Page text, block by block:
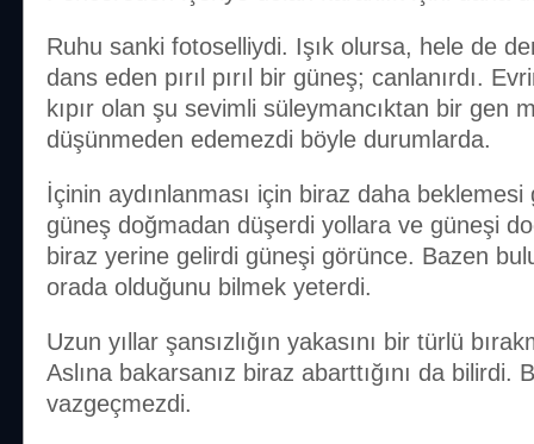
İletişim
Ruhu sanki fotoselliydi. Işık olursa, hele de
dans eden pırıl pırıl bir güneş; canlanırdı.
kıpır olan şu sevimli süleymancıktan bir gen
düşünmeden edemezdi böyle durumlarda.
İçinin aydınlanması için biraz daha
güneş doğmadan düşerdi yollara ve güneşi
biraz yerine gelirdi güneşi görünce. Bazen
orada olduğunu bilmek yeterdi.
Uzun yıllar şansızlığın yakasını bir türlü
Aslına bakarsanız biraz abarttığını da bilirdi.
vazgeçmezdi.